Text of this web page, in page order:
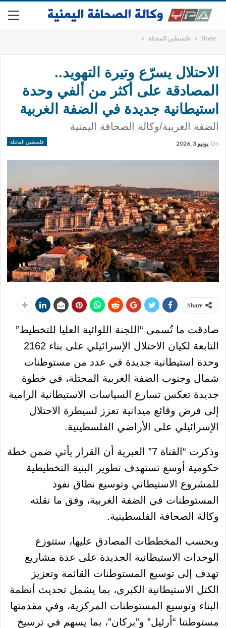
Home فلسطين المحتلة
الاحتلال يسرّع وتيرة التهويد..
المصادقة على أكثر من ألفي وحدة
استيطانية جديدة في الضفة الغربية
الضفة الغربية/وكالة الصحافة اليمنية
فلسطين المحتلة On يونيو 3, 2026
Share
صادقت ما تُسمى “اللجنة اللوائية العليا للتخطيط”
التابعة لكيان الاحتلال الإسرائيلي على بناء 2162
وحدة استيطانية جديدة في عدد من مستوطنات
شمال وجنوب الضفة الغربية المحتلة، في خطوة
جديدة تعكس تسارع السياسات الاستيطانية الرامية
إلى فرض وقائع ميدانية تعزز لسيطرة الاحتلال
الإسرائيلي على الأراضي الفلسطينية.
وذكرت “القناة 7” العبرية أن القرار يأتي ضمن خطة
حكومية أوسع تستهدف تطوير البنية التخطيطية
للمشروع الاستيطاني وتوسيع نطاق نفوذ
المستوطنات في الضفة الغربية، وفق ما نقلته
وكالة الصحافة الفلسطينية.
وبحسب المخططات المصادق عليها، ستتوزع
الوحدات الاستيطانية الجديدة على عدة مشاريع
تهدف إلى توسيع المستوطنات القائمة وتعزيز
الكتل الاستيطانية الكبرى، بما يشمل تحديث أنظمة
البناء وتوسيع المستوطنات المركزية، وفي مقدمتها
مستوطنتا “أرئيل” و”بركان”، بما يسهم في ترسيخ